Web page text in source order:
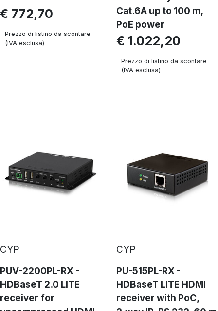
€ 772,70
Prezzo di listino da scontare
(IVA esclusa)
Cat.6A up to 100 m,
PoE power
€ 1.022,20
Prezzo di listino da scontare
(IVA esclusa)
CYP
PUV-2200PL-RX -
HDBaseT 2.0 LITE
receiver for
CYP
PU-515PL-RX -
HDBaseT LITE HDMI
receiver with PoC,